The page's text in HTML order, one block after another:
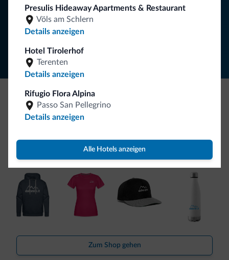
Presulis Hideaway Apartments & Restaurant
Völs am Schlern
Details anzeigen
Hotel Tirolerhof
Terenten
Details anzeigen
Rifugio Flora Alpina
Passo San Pellegrino
Details anzeigen
Alle Hotels anzeigen
Folgen Sie Dolomiti.it auf
Seien Sie originell, entdecken Sie die neue
So viele von Ihnen haben uns gefragt. Die neue Kollektion
von Dolomiti.it ist da!
Zum Shop gehen